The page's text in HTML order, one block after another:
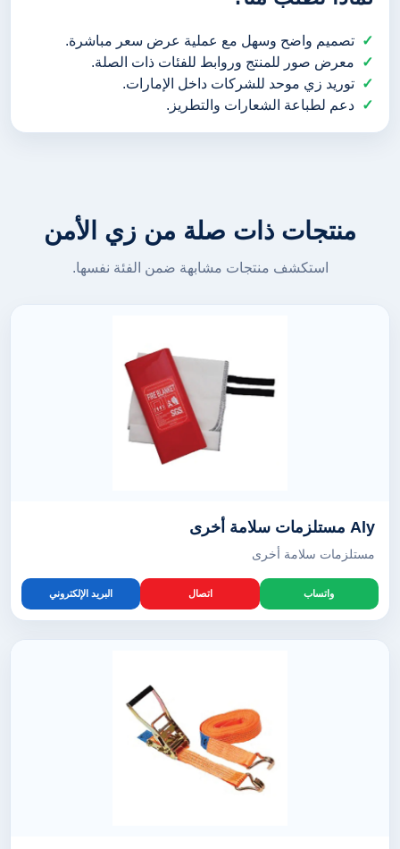
تصميم واضح وسهل مع عملية عرض سعر مباشرة.
معرض صور للمنتج وروابط للفئات ذات الصلة.
توريد زي موحد للشركات داخل الإمارات.
دعم لطباعة الشعارات والتطريز.
منتجات ذات صلة من زي الأمن
استكشف منتجات مشابهة ضمن الفئة نفسها.
Aly مستلزمات سلامة أخرى
مستلزمات سلامة أخرى
واتساب اتصال البريد الإلكتروني